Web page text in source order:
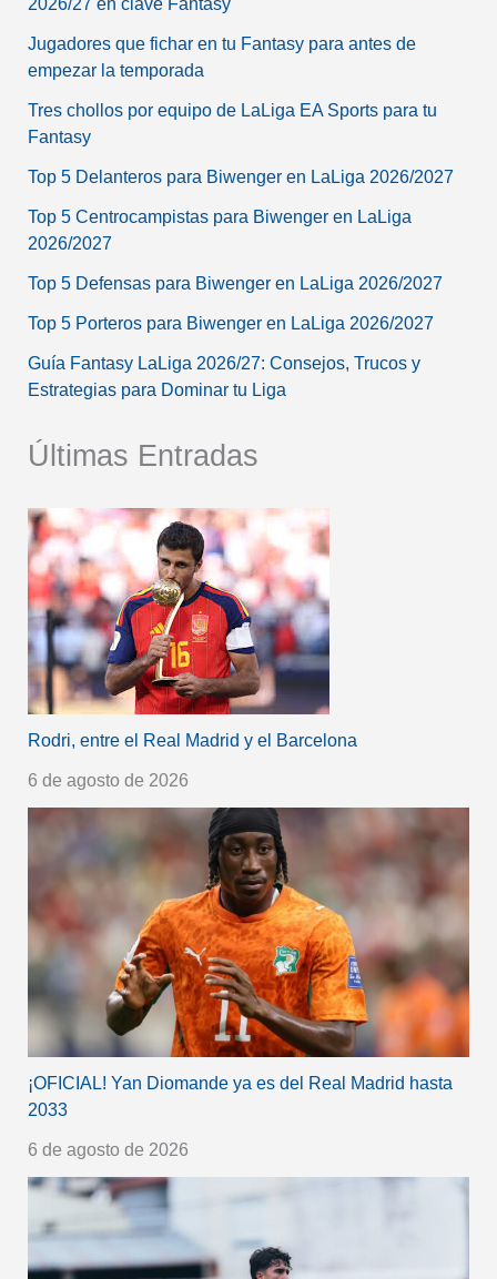
2026/27 en clave Fantasy
Jugadores que fichar en tu Fantasy para antes de
empezar la temporada
Tres chollos por equipo de LaLiga EA Sports para tu
Fantasy
Top 5 Delanteros para Biwenger en LaLiga 2026/2027
Top 5 Centrocampistas para Biwenger en LaLiga
2026/2027
Top 5 Defensas para Biwenger en LaLiga 2026/2027
Top 5 Porteros para Biwenger en LaLiga 2026/2027
Guía Fantasy LaLiga 2026/27: Consejos, Trucos y
Estrategias para Dominar tu Liga
Últimas Entradas
Rodri, entre el Real Madrid y el Barcelona
6 de agosto de 2026
¡OFICIAL! Yan Diomande ya es del Real Madrid hasta
2033
6 de agosto de 2026